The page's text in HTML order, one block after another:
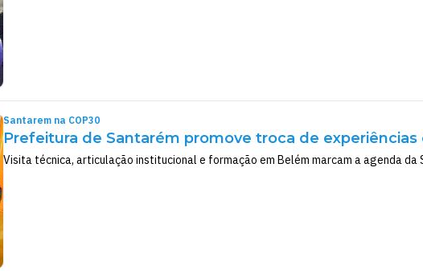
Santarem na COP30
Prefeitura de Santarém promove troca de experiências
Visita técnica, articulação institucional e formação em Belém marcam a agenda